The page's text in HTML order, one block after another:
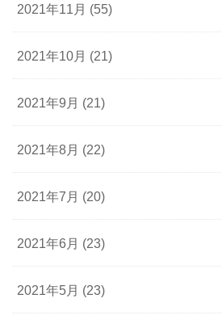
2021年11月 (55)
2021年10月 (21)
2021年9月 (21)
2021年8月 (22)
2021年7月 (20)
2021年6月 (23)
2021年5月 (23)